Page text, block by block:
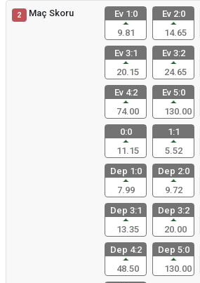
2 Maç Skoru
Ev 1:0
9.81
Ev 2:0
14.65
Ev 3:1
20.15
Ev 3:2
24.65
Ev 4:2
74.00
Ev 5:0
130.00
0:0
11.15
1:1
5.52
Dep 1:0
7.99
Dep 2:0
9.72
Dep 3:1
13.35
Dep 3:2
20.00
Dep 4:2
48.50
Dep 5:0
130.00